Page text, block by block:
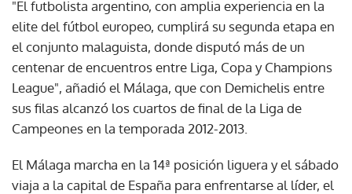
"El futbolista argentino, con amplia experiencia en la
elite del fútbol europeo, cumplirá su segunda etapa en
el conjunto malaguista, donde disputó más de un
centenar de encuentros entre Liga, Copa y Champions
League", añadió el Málaga, que con Demichelis entre
sus filas alcanzó los cuartos de final de la Liga de
Campeones en la temporada 2012-2013.
El Málaga marcha en la 14ª posición liguera y el sábado
viaja a la capital de España para enfrentarse al líder, el